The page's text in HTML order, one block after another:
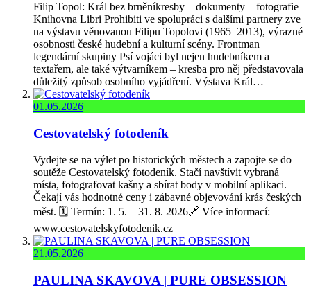
Filip Topol: Král bez brněníkresby – dokumenty – fotografie
Knihovna Libri Prohibiti ve spolupráci s dalšími partnery zve
na výstavu věnovanou Filipu Topolovi (1965–2013), výrazné
osobnosti české hudební a kulturní scény. Frontman
legendární skupiny Psí vojáci byl nejen hudebníkem a
textařem, ale také výtvarníkem – kresba pro něj představovala
důležitý způsob osobního vyjádření. Výstava Král…
01.05.2026
Cestovatelský fotodeník
Vydejte se na výlet po historických městech a zapojte se do
soutěže Cestovatelský fotodeník. Stačí navštívit vybraná
místa, fotografovat kašny a sbírat body v mobilní aplikaci.
Čekají vás hodnotné ceny i zábavné objevování krás českých
měst. 🗓️ Termín: 1. 5. – 31. 8. 2026🔗 Více informací:
www.cestovatelskyfotodenik.cz
21.05.2026
PAULINA SKAVOVA | PURE OBSESSION